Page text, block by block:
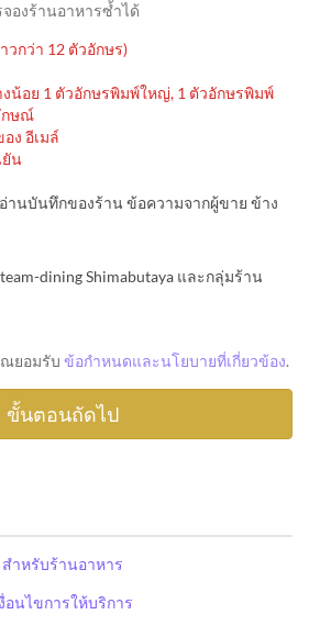
องร้านอาหารซ้ำได้
วกว่า 12 ตัวอักษร)
น้อย 1 ตัวอักษรพิมพ์ใหญ่, 1 ตัวอักษรพิมพ์
กษณ์
ง อีเมล์
ยัน
นบันทึกของร้าน ข้อความจากผู้ขาย ข้าง
dining Shimabutaya และกลุ่มร้าน
ยอมรับ ข้อกำหนดและนโยบายที่เกี่ยวข้อง.
สำหรับร้านอาหาร
อนไขการให้บริการ